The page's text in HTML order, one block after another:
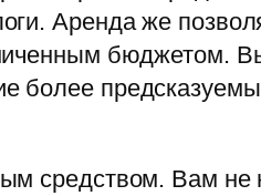
Аренда же
бюджетом.
более
средством. Вам не